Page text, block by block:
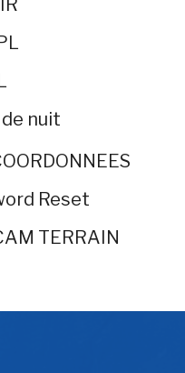
nuit
Reset
TERRAIN